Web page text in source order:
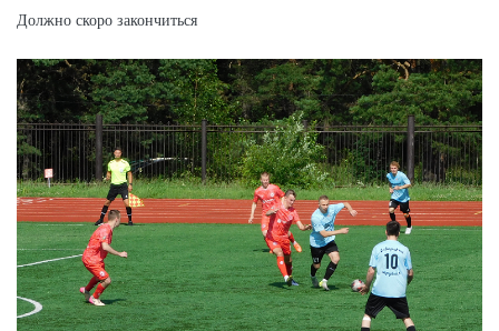
Должно скоро закончиться